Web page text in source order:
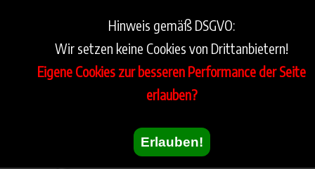
Hinweis gemäß DSGVO:
Wir setzen keine Cookies von Drittanbietern!
Eigene Cookies zur besseren Performance der Seite
erlauben?
Erlauben!